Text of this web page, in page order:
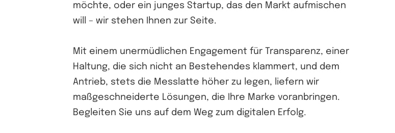
möchte, oder ein junges Startup, das den Markt aufmischen
will – wir stehen Ihnen zur Seite.
Mit einem unermüdlichen Engagement für Transparenz, einer
Haltung, die sich nicht an Bestehendes klammert, und dem
Antrieb, stets die Messlatte höher zu legen, liefern wir
maßgeschneiderte Lösungen, die Ihre Marke voranbringen.
Begleiten Sie uns auf dem Weg zum digitalen Erfolg.